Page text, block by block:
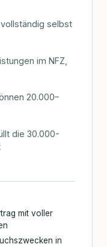
selbst
im NFZ,
20.000–
die 30.000-
mit voller
in